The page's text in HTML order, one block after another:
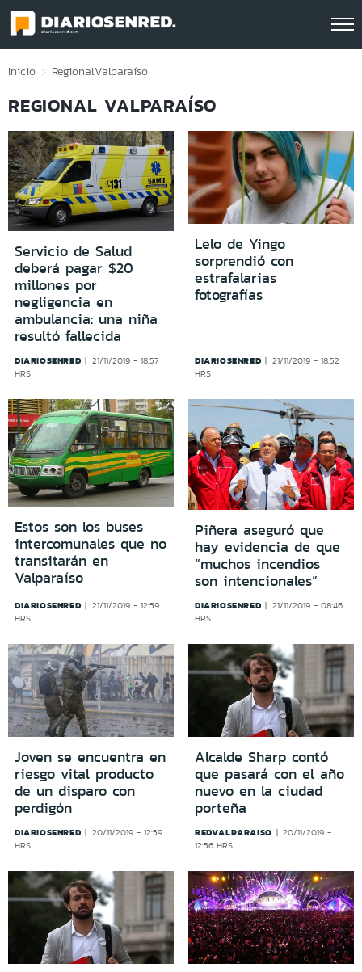
Click acá para ir directamente al contenido
Inicio RegionalValparaíso
REGIONAL VALPARAÍSO
Servicio de Salud
deberá pagar $20
millones por
negligencia en
ambulancia: una niña
resultó fallecida
DIARIOSENRED
21/11/2019 - 18:57
HRS
Lelo de Yingo
sorprendió con
estrafalarias
fotografías
DIARIOSENRED
21/11/2019 - 18:52
HRS
Estos son los buses
intercomunales que no
transitarán en
Valparaíso
DIARIOSENRED
21/11/2019 - 12:59
HRS
Piñera aseguró que
hay evidencia de que
“muchos incendios
son intencionales”
DIARIOSENRED
21/11/2019 - 08:46
HRS
Joven se encuentra en
riesgo vital producto
de un disparo con
perdigón
DIARIOSENRED
20/11/2019 - 12:59
HRS
Alcalde Sharp contó
que pasará con el año
nuevo en la ciudad
porteña
REDVALPARAISO
20/11/2019 -
12:56 HRS